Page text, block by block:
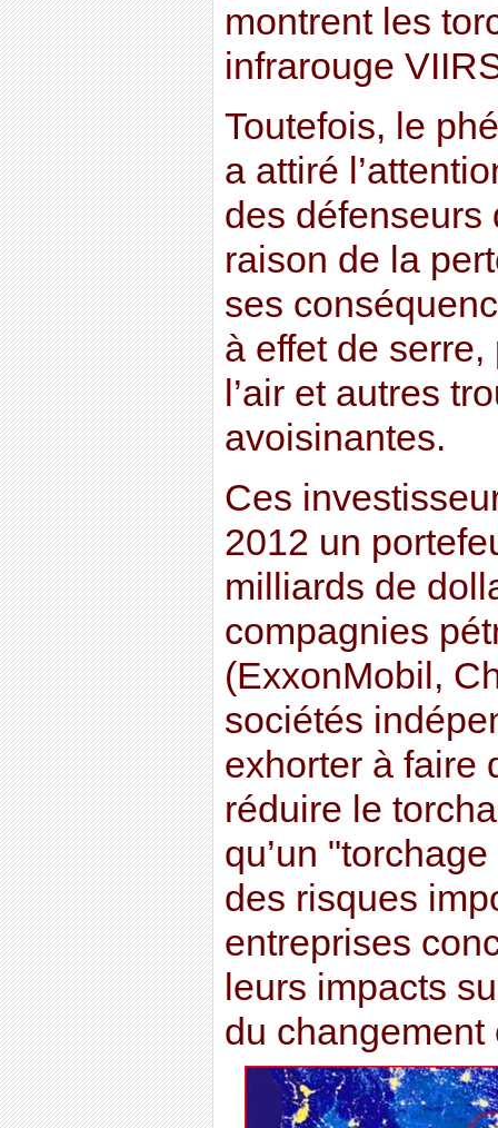
montrent les
infrarouge
Toutefois, le
a attiré
des défenseurs
raison de la
ses
à effet de
l’air et autres
avoisinantes.
Ces
2012 un
milliards de
compagnies
(ExxonMobil,
sociétés
exhorter à faire
réduire le
qu’un
des risques
entreprises
leurs impacts
du changement